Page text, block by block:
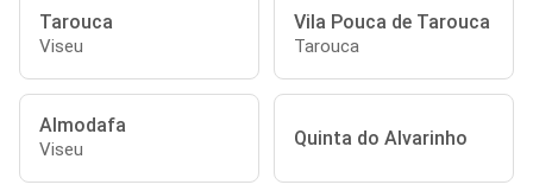
Tarouca
Viseu
Vila Pouca de Tarouca
Tarouca
Almodafa
Viseu Quinta do Alvarinho